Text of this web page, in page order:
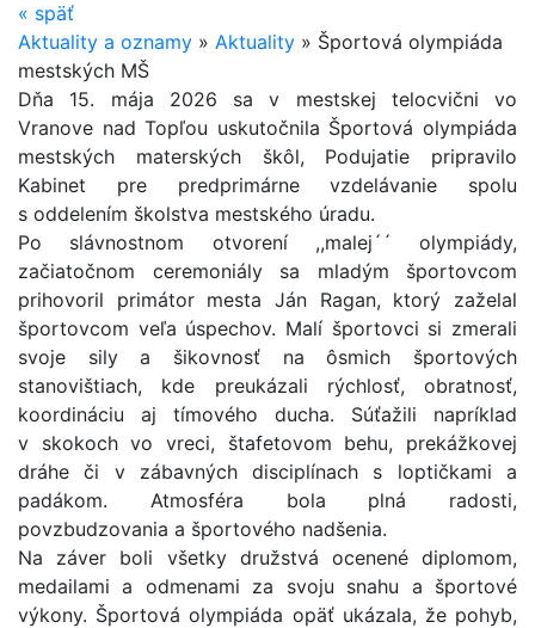
« späť
Aktuality a oznamy » Aktuality » Športová olympiáda
mestských MŠ
Dňa 15. mája 2026 sa v mestskej telocvični vo
Vranove nad Topľou uskutočnila Športová olympiáda
mestských materských škôl, Podujatie pripravilo
Kabinet pre predprimárne vzdelávanie spolu
s oddelením školstva mestského úradu.
Po slávnostnom otvorení ,,malej´´ olympiády,
začiatočnom ceremoniály sa mladým športovcom
prihovoril primátor mesta Ján Ragan, ktorý zaželal
športovcom veľa úspechov. Malí športovci si zmerali
svoje sily a šikovnosť na ôsmich športových
stanovištiach, kde preukázali rýchlosť, obratnosť,
koordináciu aj tímového ducha. Súťažili napríklad
v skokoch vo vreci, štafetovom behu, prekážkovej
dráhe či v zábavných disciplínach s loptičkami a
padákom. Atmosféra bola plná radosti,
povzbudzovania a športového nadšenia.
Na záver boli všetky družstvá ocenené diplomom,
medailami a odmenami za svoju snahu a športové
výkony. Športová olympiáda opäť ukázala, že pohyb,